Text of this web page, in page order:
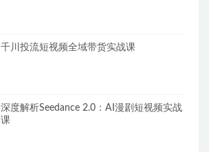
千川投流短视频全域带货实战课
深度解析Seedance 2.0：AI漫剧短视频实战
课